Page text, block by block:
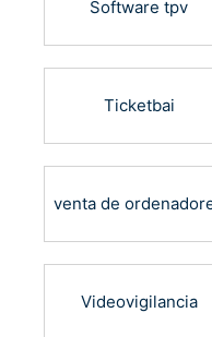
Software tpv
Ticketbai
venta de
Videovigilancia